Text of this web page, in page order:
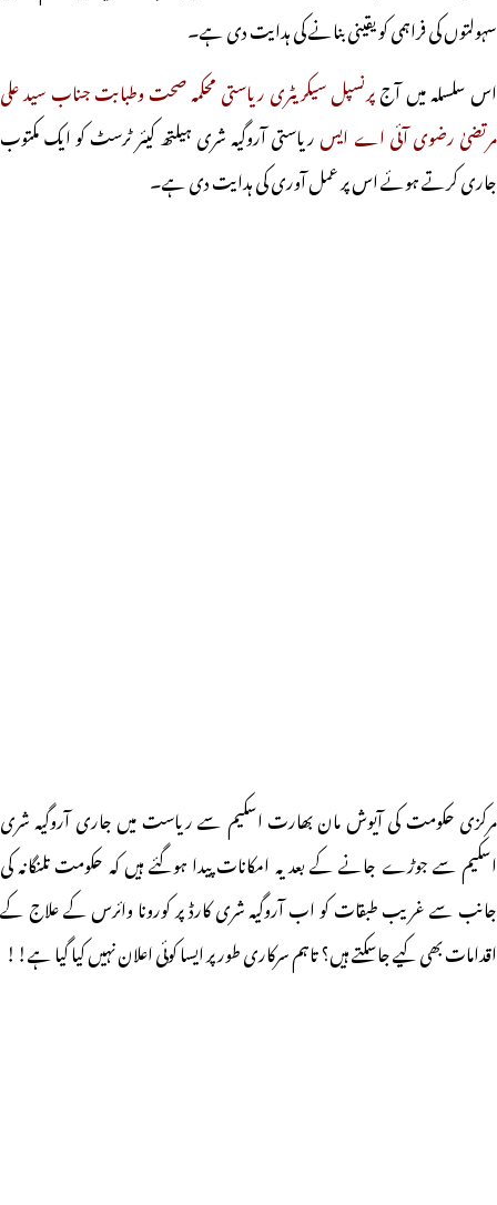
سہولتوں کی فراہمی کو یقینی بنانے کی ہدایت دی ہے۔
اس سلسلہ میں آجپرنسپل سیکریٹری ریاستی محکمہ صحت وطبابت جناب سید علی
مرتضیٰ رضوی آئی اے ایسریاستی آروگیہ شری ہیلتھ کیئر ٹرسٹ کو ایک مکتوب
جاری کرتے ہوئے اس پر عمل آوری کی ہدایت دی ہے۔
مرکزی حکومت کی آیوش مان بھارت اسکیم سے ریاست میں جاری آروگیہ شری
اسکیم سے جوڑے جانے کے بعد یہ امکانات پیدا ہوگئے ہیں کہ حکومت تلنگانہ کی
جانب سے غریب طبقات کو اب آروگیہ شری کارڈ پر کورونا وائرس کے علاج کے
اقدامات بھی کیے جاسکتے ہیں؟ تاہم سرکاری طور پر ایسا کوئی اعلان نہیں کیا گیا ہے!!